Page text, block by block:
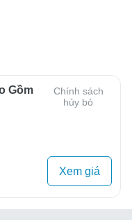
Gồm
Chính sách
hủy bỏ
Xem giá